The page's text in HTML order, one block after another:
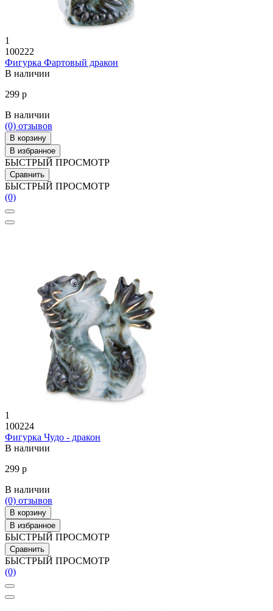
1
100222
Фигурка Фартовый дракон
В наличии
299 р
В наличии
(0) отзывов
В корзину
В избранное
БЫСТРЫЙ ПРОСМОТР
Сравнить
БЫСТРЫЙ ПРОСМОТР
(0)
1
100224
Фигурка Чудо - дракон
В наличии
299 р
В наличии
(0) отзывов
В корзину
В избранное
БЫСТРЫЙ ПРОСМОТР
Сравнить
БЫСТРЫЙ ПРОСМОТР
(0)